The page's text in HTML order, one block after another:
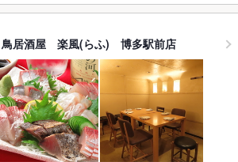
鳥居酒屋 楽風(らふ) 博多駅前店